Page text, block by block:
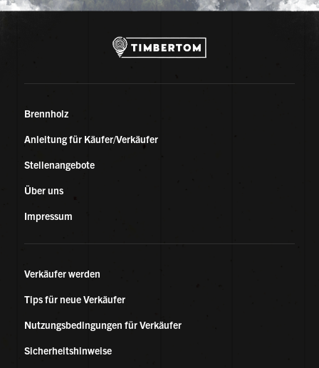
Brennholz
Anleitung für Käufer/Verkäufer
Stellenangebote
Über uns
Impressum
Verkäufer werden
Tips für neue Verkäufer
Nutzungsbedingungen für Verkäufer
Sicherheitshinweise